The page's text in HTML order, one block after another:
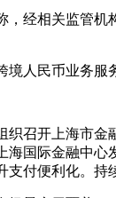
，经相关监管
境人民币业务服
织召开上海市
海国际金融中
支付便利化。持